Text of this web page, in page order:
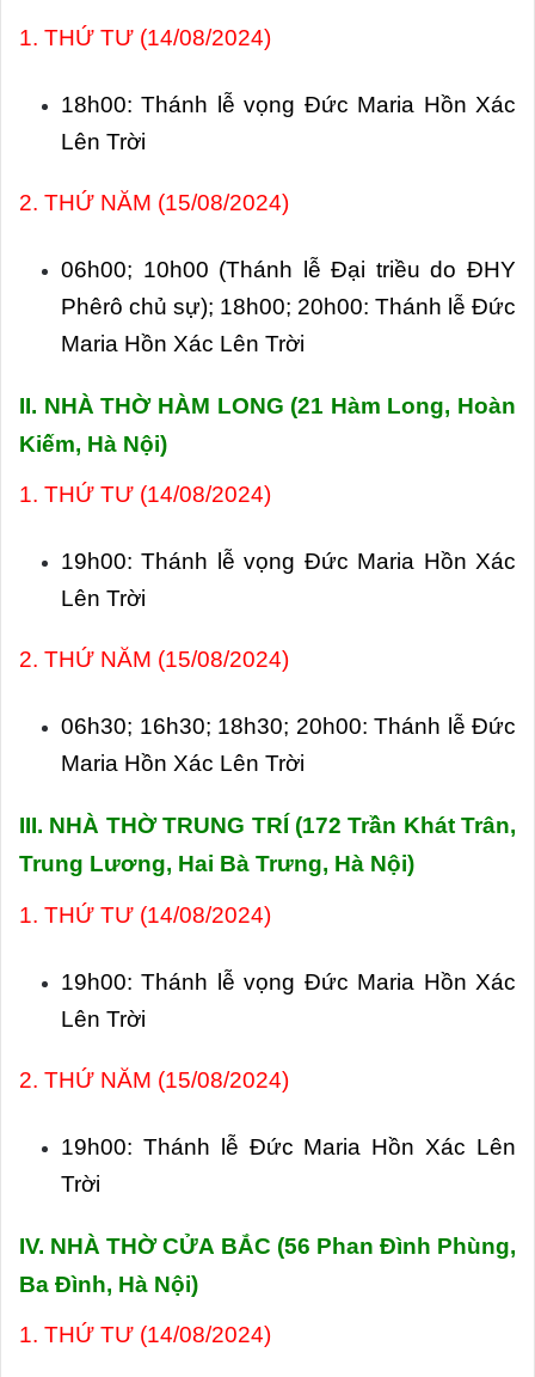
1. THỨ TƯ (14/08/2024)
18h00: Thánh lễ vọng Đức Maria Hồn Xác
Lên Trời
2. THỨ NĂM (15/08/2024)
06h00; 10h00 (Thánh lễ Đại triều do ĐHY
Phêrô chủ sự); 18h00; 20h00: Thánh lễ Đức
Maria Hồn Xác Lên Trời
II. NHÀ THỜ HÀM LONG (21 Hàm Long, Hoàn
Kiếm, Hà Nội)
1. THỨ TƯ (14/08/2024)
19h00: Thánh lễ vọng Đức Maria Hồn Xác
Lên Trời
2. THỨ NĂM (15/08/2024)
06h30; 16h30; 18h30; 20h00: Thánh lễ Đức
Maria Hồn Xác Lên Trời
III. NHÀ THỜ TRUNG TRÍ (172 Trần Khát Trân,
Trung Lương, Hai Bà Trưng, Hà Nội)
1. THỨ TƯ (14/08/2024)
19h00: Thánh lễ vọng Đức Maria Hồn Xác
Lên Trời
2. THỨ NĂM (15/08/2024)
19h00: Thánh lễ Đức Maria Hồn Xác Lên
Trời
IV. NHÀ THỜ CỬA BẮC (56 Phan Đình Phùng,
Ba Đình, Hà Nội)
1. THỨ TƯ (14/08/2024)